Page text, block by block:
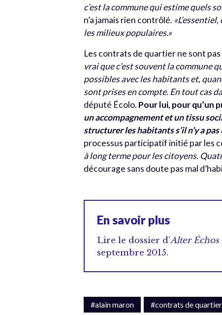
c’est la commune qui estime quels
n’a jamais rien contrôlé.
les milieux populaires.»
Les contrats de quartier ne sont
vrai que c’est souvent la commune
possibles avec les habitants et,
sont prises en compte. En tout cas
député Écolo. Pour lui, pour qu’un
un accompagnement et un tissu
structurer les habitants s’il n’y a
processus participatif initié par les
à long terme pour les citoyens.
décourage sans doute pas mal
En savoir plus
Lire le dossier d’Alter Échos
septembre 2015.
#alain maron #contrats de quartier